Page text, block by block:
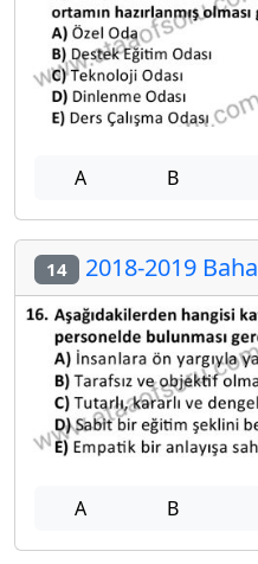
A B
14 2018-2019
A B